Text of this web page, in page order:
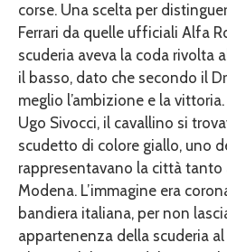
corse. Una scelta per
Ferrari da quelle ufficiali Alfa
scuderia aveva la coda rivolta
il basso, dato che secondo il
meglio l’ambizione e la
Ugo Sivocci, il cavallino si
scudetto di colore giallo, uno
rappresentavano la città tanto
Modena. L’immagine era
bandiera italiana, per non
appartenenza della scuderia al